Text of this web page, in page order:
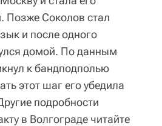
Позже Соколов стал
и после одного
домой. По данным
к бандподполью
этот шаг его убедила
подробности
в Волгограде читайте